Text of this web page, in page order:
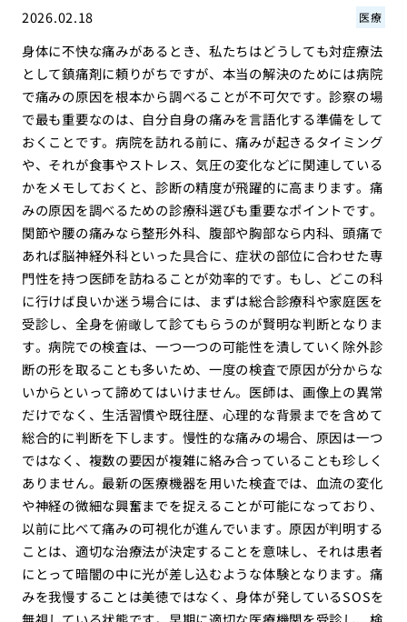
2026.02.18 医療
身体に不快な痛みがあるとき、私たちはどうしても対症療法
として鎮痛剤に頼りがちですが、本当の解決のためには病院
で痛みの原因を根本から調べることが不可欠です。診察の場
で最も重要なのは、自分自身の痛みを言語化する準備をして
おくことです。病院を訪れる前に、痛みが起きるタイミング
や、それが食事やストレス、気圧の変化などに関連している
かをメモしておくと、診断の精度が飛躍的に高まります。痛
みの原因を調べるための診療科選びも重要なポイントです。
関節や腰の痛みなら整形外科、腹部や胸部なら内科、頭痛で
あれば脳神経外科といった具合に、症状の部位に合わせた専
門性を持つ医師を訪ねることが効率的です。もし、どこの科
に行けば良いか迷う場合には、まずは総合診療科や家庭医を
受診し、全身を俯瞰して診てもらうのが賢明な判断となりま
す。病院での検査は、一つ一つの可能性を潰していく除外診
断の形を取ることも多いため、一度の検査で原因が分からな
いからといって諦めてはいけません。医師は、画像上の異常
だけでなく、生活習慣や既往歴、心理的な背景までを含めて
総合的に判断を下します。慢性的な痛みの場合、原因は一つ
ではなく、複数の要因が複雑に絡み合っていることも珍しく
ありません。最新の医療機器を用いた検査では、血流の変化
や神経の微細な興奮までを捉えることが可能になっており、
以前に比べて痛みの可視化が進んでいます。原因が判明する
ことは、適切な治療法が決定することを意味し、それは患者
にとって暗闇の中に光が差し込むような体験となります。痛
みを我慢することは美徳ではなく、身体が発しているSOSを